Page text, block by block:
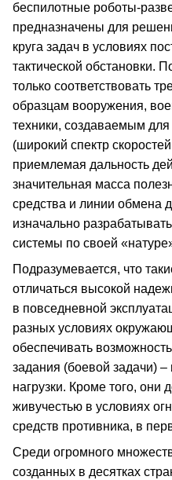
беспилотные роботы-
предназначены для
круга задач в условиях
тактической обстановки.
только соответствовать
образцам вооружения,
техники, создаваемым
(широкий спектр
приемлемая дальность
значительная масса
средства и линии обмена
изначально
системы по своей
Подразумевается, что
отличаться высокой
в повседневной
разных условиях
обеспечивать
задания (боевой задачи)
нагрузки. Кроме того, они
живучестью в условиях
средств противника, в
Среди огромного
созданных в десятках